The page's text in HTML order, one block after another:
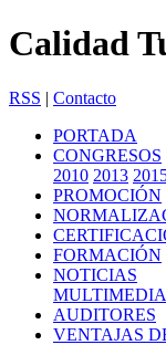
Calidad
RSS | Contacto
PORTADA
CONGRESOS
2010 2013
PROMOCIÓN
FORMACIÓN
NOTICIAS
MULTIMEDIA
AUDITORES
VENTAJAS